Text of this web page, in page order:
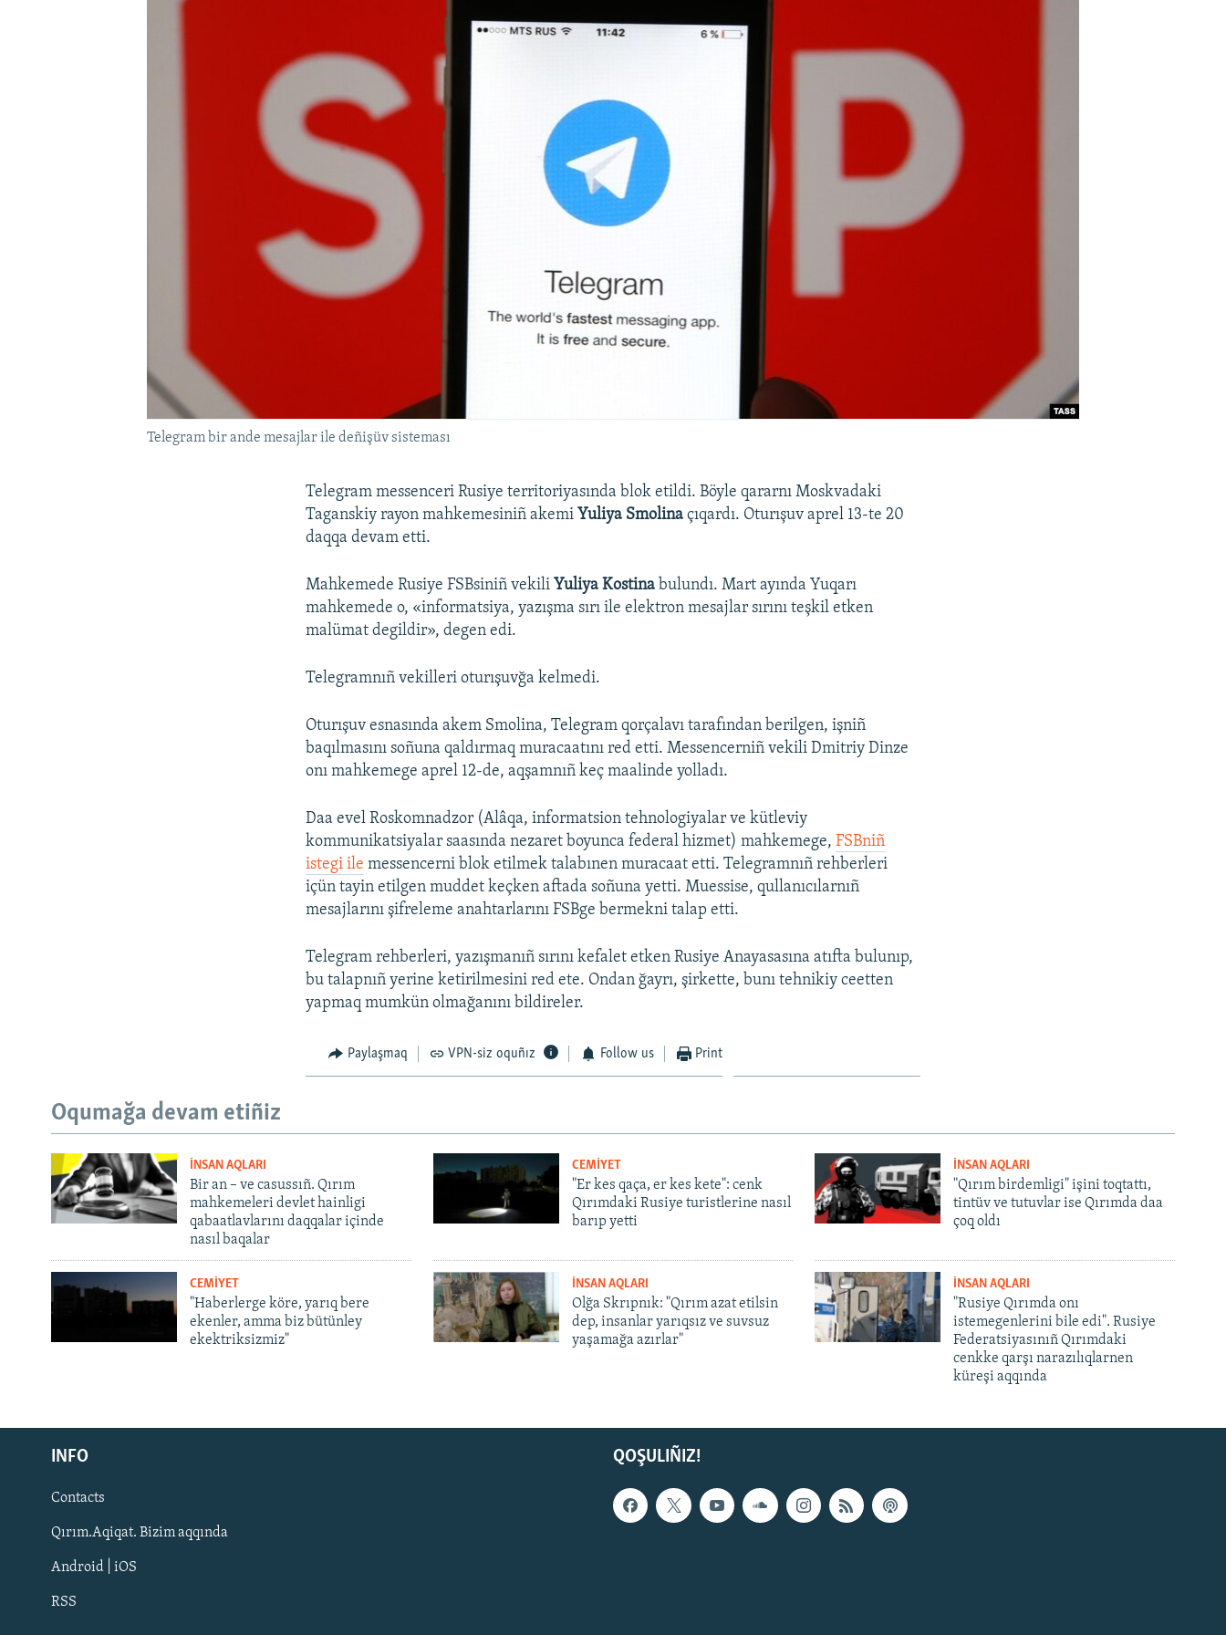
Русский
Українською
QOŞULIÑIZ!
Telegram bir ande mesajlar ile deñişüv sisteması
Telegram messenceri Rusiye territoriyasında blok etildi. Böyle qararnı Moskvadaki
Taganskiy rayon mahkemesiniñ akemi Yuliya Smolina çıqardı. Oturışuv aprel 13-te 20
daqqa devam etti.
Mahkemede Rusiye FSBsiniñ vekili Yuliya Kostina bulundı. Mart ayında Yuqarı
mahkemede o, «informatsiya, yazışma sırı ile elektron mesajlar sırını teşkil etken
malümat degildir», degen edi.
Telegramnıñ vekilleri oturışuvğa kelmedi.
Oturışuv esnasında akem Smolina, Telegram qorçalavı tarafından berilgen, işniñ
baqılmasını soñuna qaldırmaq muracaatını red etti. Messencerniñ vekili Dmitriy Dinze
onı mahkemege aprel 12-de, aqşamnıñ keç maalinde yolladı.
Daa evel Roskomnadzor (Alâqa, informatsion tehnologiyalar ve kütleviy
kommunikatsiyalar saasında nezaret boyunca federal hizmet) mahkemege,FSBniñ
istegi ile messencerni blok etilmek talabınen muracaat etti. Telegramnıñ rehberleri
içün tayin etilgen muddet keçken aftada soñuna yetti. Muessise, qullanıcılarnıñ
mesajlarını şifreleme anahtarlarını FSBge bermekni talap etti.
Telegram rehberleri, yazışmanıñ sırını kefalet etken Rusiye Anayasasına atıfta bulunıp,
bu talapnıñ yerine ketirilmesini red ete. Ondan ğayrı, şirkette, bunı tehnikiy ceetten
yapmaq mumkün olmağanını bildireler.
Paylaşmaq VPN-siz oquñız Follow us Print
Oqumağa devam etiñiz
İNSAN AQLARI
Bir an – ve casussıñ. Qırım
mahkemeleri devlet hainligi
qabaatlavlarını daqqalar içinde
nasıl baqalar
CEMİYET
"Er kes qaça, er kes kete": cenk
Qırımdaki Rusiye turistlerine nasıl
barıp yetti
İNSAN AQLARI
"Qırım birdemligi" işini toqtattı,
tintüv ve tutuvlar ise Qırımda daa
çoq oldı
CEMİYET
"Haberlerge köre, yarıq bere
ekenler, amma biz bütünley
ekektriksizmiz"
İNSAN AQLARI
Olğa Skrıpnık: "Qırım azat etilsin
dep, insanlar yarıqsız ve suvsuz
yaşamağa azırlar"
İNSAN AQLARI
"Rusiye Qırımda onı
istemegenlerini bile edi". Rusiye
Federatsiyasınıñ Qırımdaki
cenkke qarşı narazılıqlarnen
küreşi aqqında
QOŞULIÑIZ!
INFO
Contacts
Qırım.Aqiqat. Bizim aqqında
Android | iOS
RSS